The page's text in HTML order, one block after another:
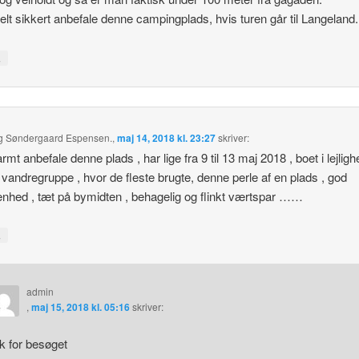
sikkert anbefale denne campingplads, hvis turen går til Langeland.
Søndergaard Espensen.,maj 14, 2018 kl. 23:27skriver:
anbefale denne plads , har lige fra 9 til 13 maj 2018 , boet i
, hvor de fleste brugte, denne perle af en plads , god
, tæt på bymidten , behagelig og flinkt værtspar ……
admin
, maj 15, 2018 kl. 05:16skriver:
for besøget